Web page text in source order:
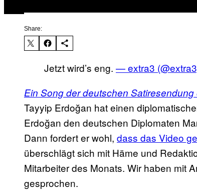
Share:
Jetzt wird’s eng. — extra3
Ein Song der deutschen Satiresendung
Tayyip Erdoğan hat einen
Erdoğan den deutschen Diplomaten
Dann fordert er wohl, dass das Video
überschlägt sich mit Häme und
Mitarbeiter des Monats. Wir haben mit
gesprochen.